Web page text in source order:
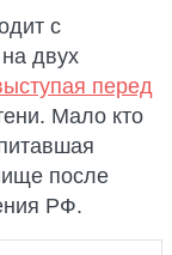
с
двух
перед
Мало кто
после
РФ.